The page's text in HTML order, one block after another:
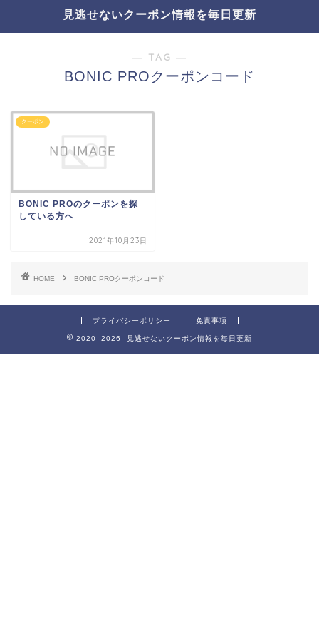
見逃せないクーポン情報を毎日更新
― TAG ―
BONIC PROクーポンコード
クーポン
BONIC PROのクーポンを探
している方へ
2021年10月23日
HOME BONIC PROクーポンコード
プライバシーポリシー 免責事項
2020–2026 見逃せないクーポン情報を毎日更新